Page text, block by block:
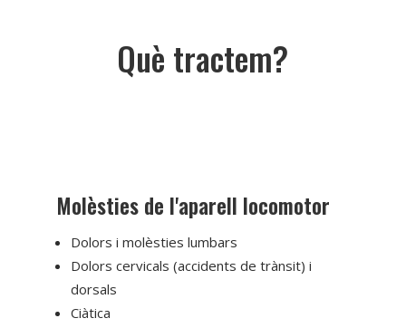
Què tractem?
Molèsties de l'aparell locomotor
Dolors i molèsties lumbars
Dolors cervicals (accidents de trànsit) i
dorsals
Ciàtica